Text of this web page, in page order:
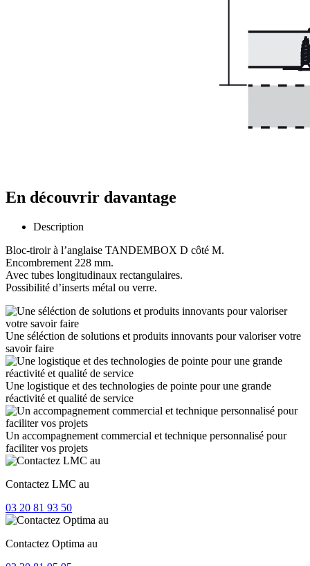
En découvrir davantage
Description
Bloc-tiroir à l’anglaise TANDEMBOX D côté M.
Encombrement 228 mm.
Avec tubes longitudinaux rectangulaires.
Possibilité d’inserts métal ou verre.
Une séléction de solutions et produits innovants pour valoriser votre
savoir faire
Une logistique et des technologies de pointe pour une grande
réactivité et qualité de service
Un accompagnement commercial et technique personnalisé pour
faciliter vos projets
Contactez LMC au
03 20 81 93 50
Contactez Optima au